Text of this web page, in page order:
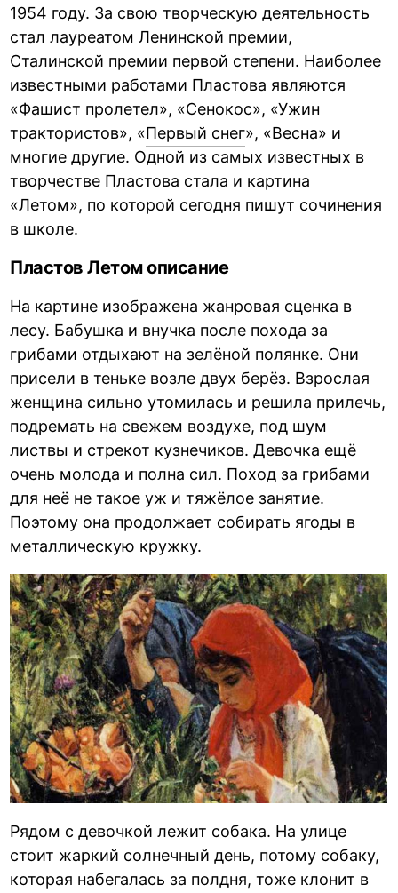
1954 году. За свою творческую деятельность
стал лауреатом Ленинской премии,
Сталинской премии первой степени. Наиболее
известными работами Пластова являются
«Фашист пролетел», «Сенокос», «Ужин
трактористов», «Первый снег», «Весна» и
многие другие. Одной из самых известных в
творчестве Пластова стала и картина
«Летом», по которой сегодня пишут сочинения
в школе.
Пластов Летом описание
На картине изображена жанровая сценка в
лесу. Бабушка и внучка после похода за
грибами отдыхают на зелёной полянке. Они
присели в теньке возле двух берёз. Взрослая
женщина сильно утомилась и решила прилечь,
подремать на свежем воздухе, под шум
листвы и стрекот кузнечиков. Девочка ещё
очень молода и полна сил. Поход за грибами
для неё не такое уж и тяжёлое занятие.
Поэтому она продолжает собирать ягоды в
металлическую кружку.
Рядом с девочкой лежит собака. На улице
стоит жаркий солнечный день, потому собаку,
которая набегалась за полдня, тоже клонит в